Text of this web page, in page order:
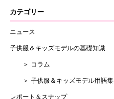
カテゴリー
ニュース
子供服＆キッズモデルの基礎知識
＞ コラム
＞ 子供服＆キッズモデル用語集
レポート＆スナップ